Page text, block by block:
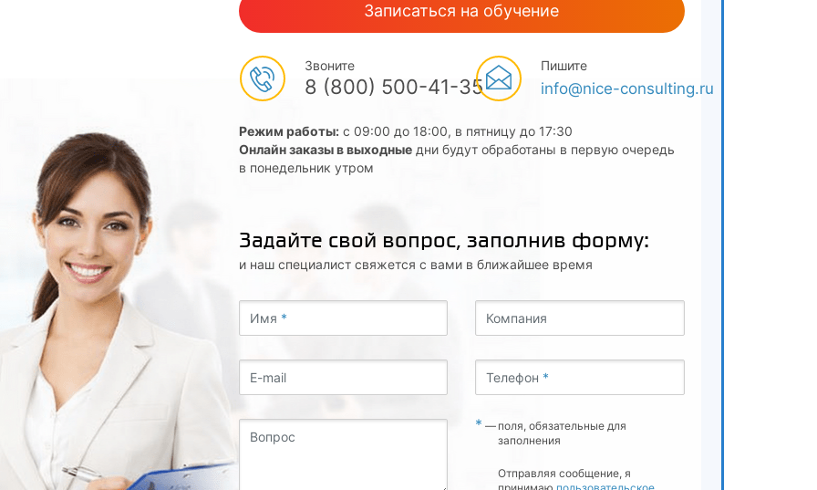
Записаться на обучение
Звоните
8 (800) 500-41-35
Пишите
info@nice-consulting.ru
Режим работы:с 09:00 до 18:00, в пятницу до 17:30
Онлайн заказы в выходныедни будут обработаны в первую очередь
в понедельник утром
Задайте свой вопрос, заполнив форму:
и наш специалист свяжется с вами в ближайшее время
Имя *
E-mail
Вопрос
Компания
Телефон *
* — поля, обязательные для
заполнения
Отправляя сообщение, я